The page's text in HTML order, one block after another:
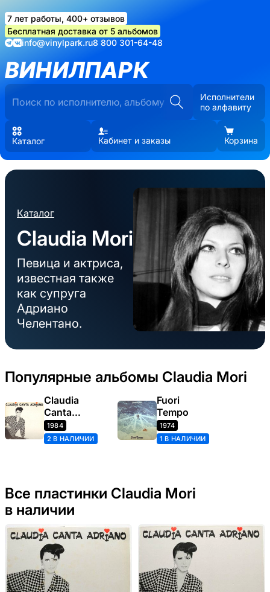
7 лет работы, 400+ отзывов
Бесплатная доставка от 5 альбомов
info@vinylpark.ru8 800 301-64-48
ВИНИЛПАРК
Исполнители
по алфавиту
Каталог Кабинет и заказы Корзина
Каталог
Claudia Mori
Певица и актриса,
известная также
как супруга
Адриано
Челентано.
Популярные альбомы Claudia Mori
Claudia
Canta
Adriano
1984
2 В НАЛИЧИИ
Fuori
Tempo
1974
1 В НАЛИЧИИ
Все пластинки Claudia Mori
в наличии